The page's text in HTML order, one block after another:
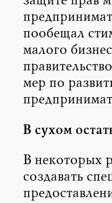
пообещал
малого
мер по
В сухом
В некоторых
создавать